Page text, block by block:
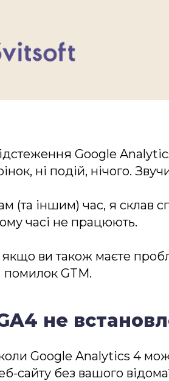
приватності©2026 Svitsoft Digital
Google
ні подій, нічого.
(та іншим) час, я склав
часі не працюють.
якщо ви також маєте
GTM.
не
Google Analytics 4
сайту без вашого